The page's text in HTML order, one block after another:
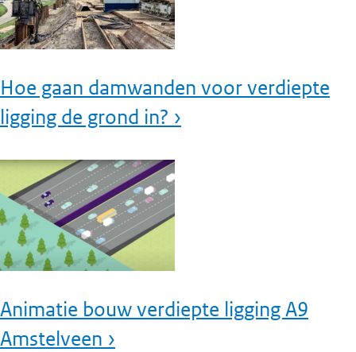
Hoe gaan damwanden voor verdiepte
ligging de grond in? ›
Animatie bouw verdiepte ligging A9
Amstelveen ›